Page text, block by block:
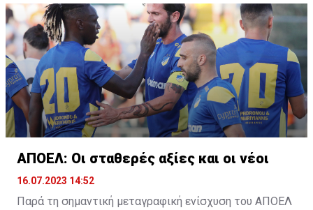
ΑΠΟΕΛ: Οι σταθερές αξίες και οι νέοι
16.07.2023 14:52
Παρά τη σημαντική μεταγραφική ενίσχυση του ΑΠΟΕΛ